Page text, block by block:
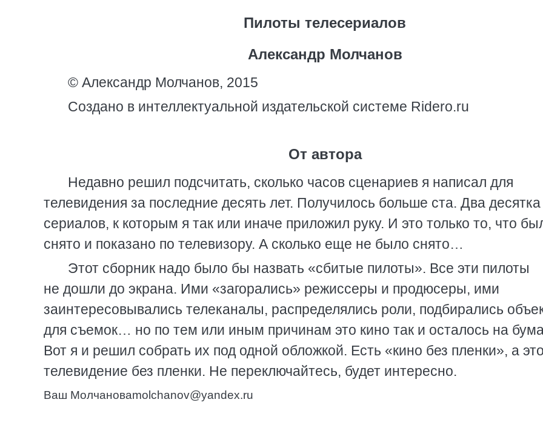
Пилоты телесериалов
Александр Молчанов
© Александр Молчанов, 2015
Создано в интеллектуальной издательской системе Ridero.ru
От автора
Недавно решил подсчитать, сколько часов сценариев я написал для
телевидения за последние десять лет. Получилось больше ста. Два десятка
сериалов, к которым я так или иначе приложил руку. И это только то, что
снято и показано по телевизору. А сколько еще не было снято…
Этот сборник надо было бы назвать «сбитые пилоты». Все эти пилоты
не дошли до экрана. Ими «загорались» режиссеры и продюсеры, ими
заинтересовывались телеканалы, распределялись роли, подбирались
для съемок… но по тем или иным причинам это кино так и осталось на
Вот я и решил собрать их под одной обложкой. Есть «кино без пленки», а
телевидение без пленки. Не переключайтесь, будет интересно.
Ваш Молчановamolchanov@yandex.ru